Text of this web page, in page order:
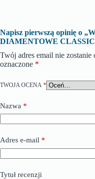
Napisz pierwszą opinię o
DIAMENTOWE
Twój adres email nie
oznaczone *
TWOJA OCENA *
Nazwa *
Adres e-mail *
Tytuł recenzji